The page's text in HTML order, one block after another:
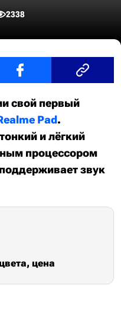
2338
свой первый
Pad.
и лёгкий
процессором
звук
цена